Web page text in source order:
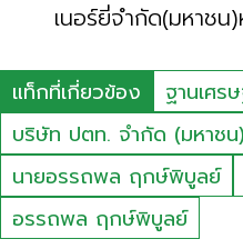
เนอร์ยี่จำกัด(มหาชน
แท็กที่เกี่ยวข้อง ฐานเศร
บริษัท ปตท. จำกัด (มหาชน)
นายอรรถพล ฤกษ์พิบูลย์
อรรถพล ฤกษ์พิบูลย์